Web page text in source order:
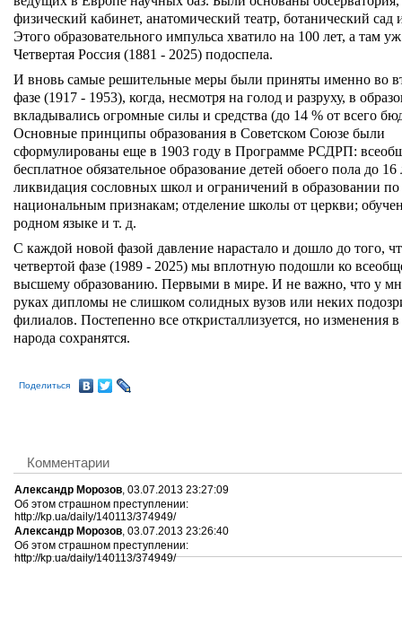
физический кабинет, анатомический театр, ботанический сад
Этого образовательного импульса хватило на 100 лет, а там
Четвертая Россия (1881 - 2025) подоспела.
И вновь самые решительные меры были приняты именно во
фазе (1917 - 1953), когда, несмотря на голод и разруху, в
вкладывались огромные силы и средства (до 14 % от всего
Основные принципы образования в Советском Союзе были
сформулированы еще в 1903 году в Программе РСДРП:
бесплатное обязательное образование детей обоего пола до 16
ликвидация сословных школ и ограничений в образовании по
национальным признакам; отделение школы от церкви;
родном языке и т. д.
С каждой новой фазой давление нарастало и дошло до того,
четвертой фазе (1989 - 2025) мы вплотную подошли ко
высшему образованию. Первыми в мире. И не важно, что у
руках дипломы не слишком солидных вузов или неких
филиалов. Постепенно все откристаллизуется, но изменения
народа сохранятся.
Поделиться
Комментарии
Александр Морозов, 03.07.2013 23:27:09
Об этом страшном преступлении:
http://kp.ua/daily/140113/374949/
Александр Морозов, 03.07.2013 23:26:40
Об этом страшном преступлении:
http://kp.ua/daily/140113/374949/